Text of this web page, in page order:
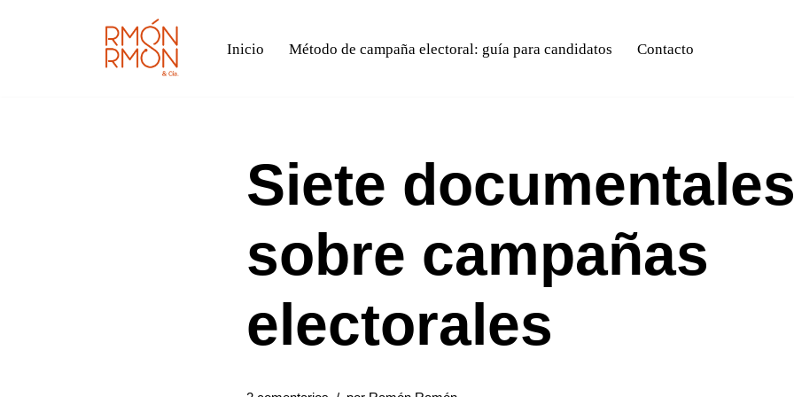
Inicio Método de campaña electoral: guía para candidatos Contacto
Siete
sobre campañas
electorales